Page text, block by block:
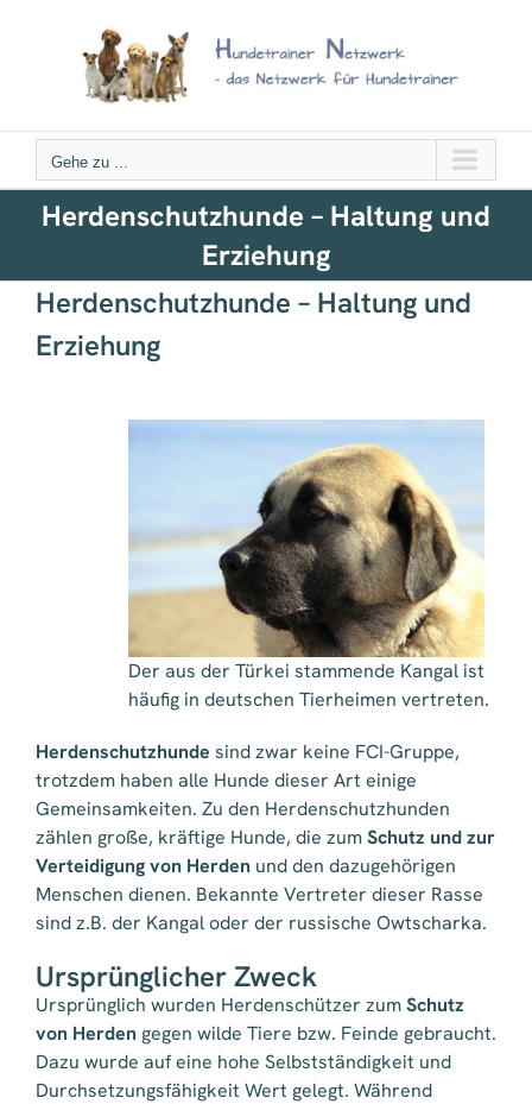
Gehe zu ...
Herdenschutzhunde – Haltung und
Erziehung
Herdenschutzhunde – Haltung und
Erziehung
Der aus der Türkei stammende Kangal ist
häufig in deutschen Tierheimen vertreten.
Herdenschutzhunde sind zwar keine FCI-Gruppe,
trotzdem haben alle Hunde dieser Art einige
Gemeinsamkeiten. Zu den Herdenschutzhunden
zählen große, kräftige Hunde, die zumSchutz und zur
Verteidigung von Herden und den dazugehörigen
Menschen dienen. Bekannte Vertreter dieser Rasse
sind z.B. der Kangal oder der russische Owtscharka.
Ursprünglicher Zweck
Ursprünglich wurden Herdenschützer zumSchutz
von Herden gegen wilde Tiere bzw. Feinde gebraucht.
Dazu wurde auf eine hohe Selbstständigkeit und
Durchsetzungsfähigkeit Wert gelegt. Während